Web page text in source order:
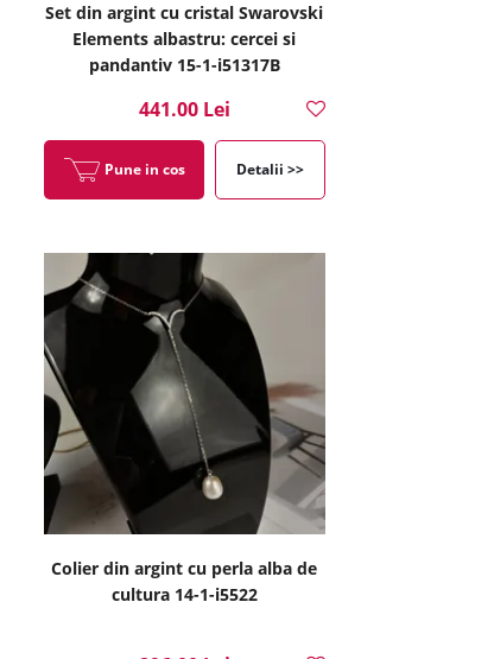
Set din argint cu cristal Swarovski
Elements albastru: cercei si
pandantiv 15-1-i51317B
441.00 Lei
Pune in cos Detalii >>
Colier din argint cu perla alba de
cultura 14-1-i5522